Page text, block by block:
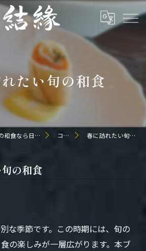
たい旬の和食
京都市の東寺ふもとの和食なら日本料理 結縁 コラム 春に訪れたい旬の和食
の和食
な季節です。この時期には、旬の
の楽しみが一層広がります。本ブ